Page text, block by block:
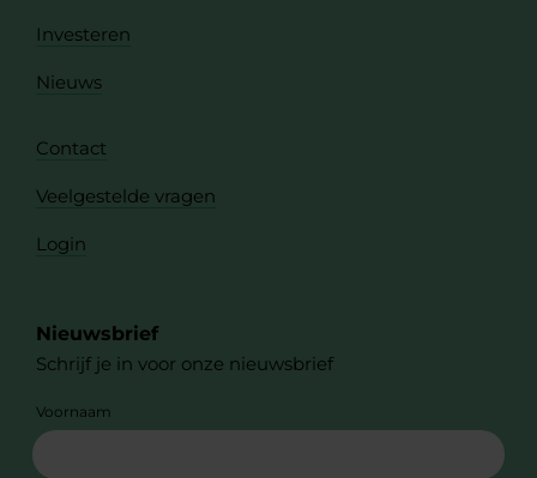
Investeren
Nieuws
Contact
Veelgestelde vragen
Login
Nieuwsbrief
Schrijf je in voor onze nieuwsbrief
Voornaam